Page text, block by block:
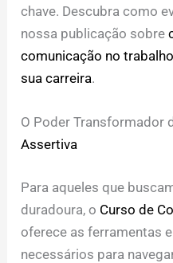
chave. Descubra como
nossa publicação sobre
comunicação no
sua carreira.
O Poder Transformador
Assertiva
Para aqueles que
duradoura, o Curso de
oferece as ferramentas
necessários para